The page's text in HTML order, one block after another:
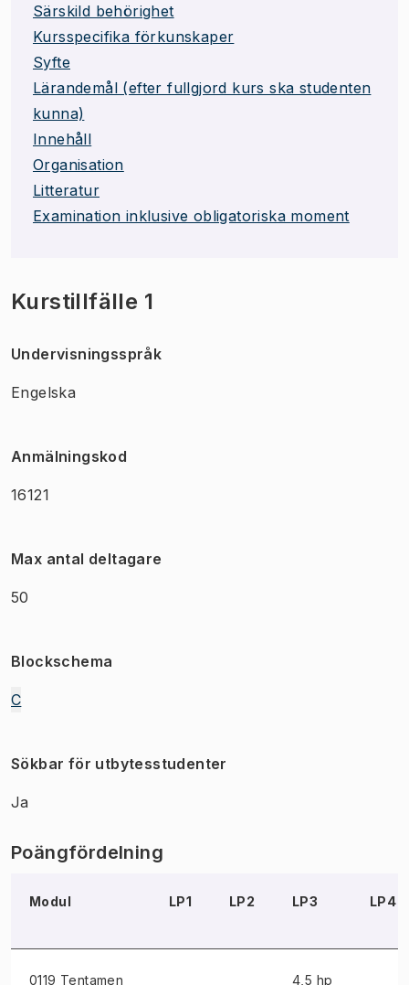
Särskild behörighet
Kursspecifika förkunskaper
Syfte
Lärandemål (efter fullgjord kurs ska studenten
kunna)
Innehåll
Organisation
Litteratur
Examination inklusive obligatoriska moment
Kurstillfälle 1
Undervisningsspråk
Engelska
Anmälningskod
16121
Max antal deltagare
50
Blockschema
C
Sökbar för utbytesstudenter
Ja
Poängfördelning
Modul LP1 LP2 LP3 LP4
0119 Tentamen 4,5 hp